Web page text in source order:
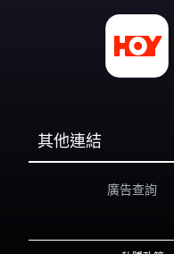
其他連結
廣告查詢